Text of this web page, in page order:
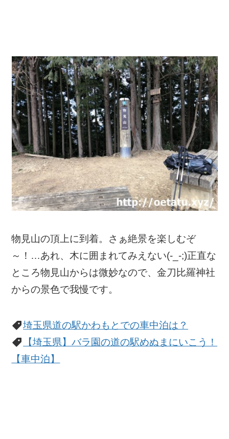
物見山の頂上に到着。さぁ絶景を楽しむぞ
～！…あれ、木に囲まれてみえない(-_-;)正直な
ところ物見山からは微妙なので、金刀比羅神社
からの景色で我慢です。
埼玉県道の駅かわもとでの車中泊は？
【埼玉県】バラ園の道の駅めぬまにいこう！
【車中泊】